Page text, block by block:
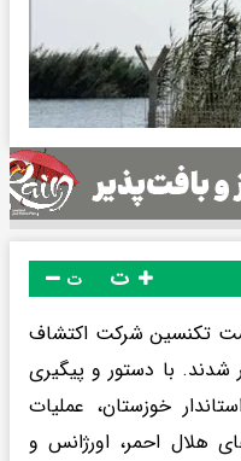
ت
هشت تکنسین شرکت اکتشاف
شدند. با دستور و پیگیری
خوزستان، عملیات
هلال احمر، اورژانس و